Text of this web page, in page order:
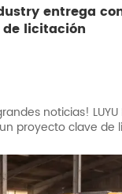
entrega
licitación
noticias!
proyecto clave de